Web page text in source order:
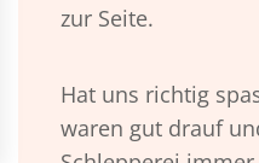
zur Seite.
Hat uns richtig
waren gut drauf